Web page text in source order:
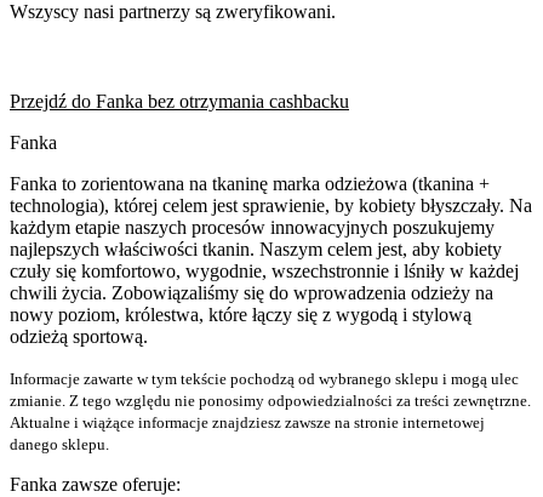
Wszyscy nasi partnerzy są zweryfikowani.
Przejdź do Fanka bez otrzymania cashbacku
Fanka
Fanka to zorientowana na tkaninę marka odzieżowa (tkanina +
technologia), której celem jest sprawienie, by kobiety błyszczały. Na
każdym etapie naszych procesów innowacyjnych poszukujemy
najlepszych właściwości tkanin. Naszym celem jest, aby kobiety
czuły się komfortowo, wygodnie, wszechstronnie i lśniły w każdej
chwili życia. Zobowiązaliśmy się do wprowadzenia odzieży na
nowy poziom, królestwa, które łączy się z wygodą i stylową
odzieżą sportową.
Informacje zawarte w tym tekście pochodzą od wybranego sklepu i mogą ulec
zmianie. Z tego względu nie ponosimy odpowiedzialności za treści zewnętrzne.
Aktualne i wiążące informacje znajdziesz zawsze na stronie internetowej
danego sklepu.
Fanka zawsze oferuje: